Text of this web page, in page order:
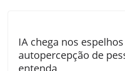
IA chega nos
autopercepção de
entenda